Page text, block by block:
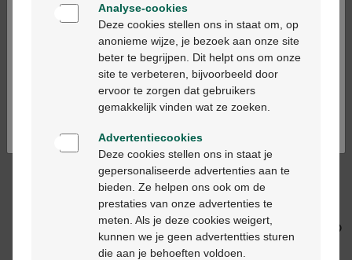
Melatonine Pharma
Nord tabletten 30 x 3
mg
Serenixx 60st
€ 20,65
Sedistress sleep
filmomh tabl 56
€ 36,70
Sleepyl 78st
Bienvenue
Ga verder in het nederlands
Continuez en français
Analyse-cookies
Deze cookies stellen ons in staat om, op
anonieme wijze, je bezoek aan onze site
beter te begrijpen. Dit helpt ons om onze
site te verbeteren, bijvoorbeeld door
ervoor te zorgen dat gebruikers
gemakkelijk vinden wat ze zoeken.
Advertentiecookies
Deze cookies stellen ons in staat je
gepersonaliseerde advertenties aan te
bieden. Ze helpen ons ook om de
prestaties van onze advertenties te
meten. Als je deze cookies weigert,
kunnen we je geen advertentties sturen
die aan je behoeften voldoen.